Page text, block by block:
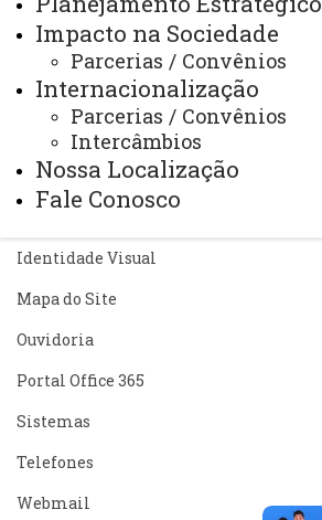
Impacto na Sociedade
Parcerias / Convênios
Internacionalização
Parcerias / Convênios
Intercâmbios
Nossa Localização
Fale Conosco
ACESSE
Acesso Restrito (Editores do Portal)
Arquivo Virtual
Identidade Visual
Mapa do Site
Ouvidoria
Portal Office 365
Sistemas
Telefones
Webmail